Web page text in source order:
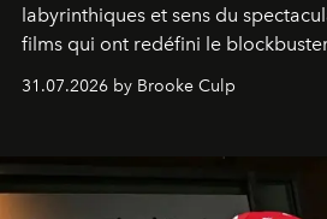
labyrinthiques et sens du
films qui ont redéfini le
31.07.2026 by Brooke Culp